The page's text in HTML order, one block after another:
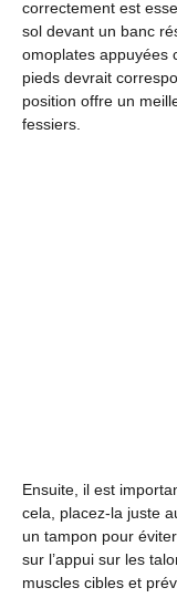
correctement est
sol devant un banc
omoplates appuyées
pieds devrait
position offre un
fessiers.
Ensuite, il est
cela, placez-la juste
un tampon pour
sur l’appui sur les
muscles cibles et